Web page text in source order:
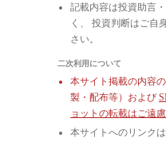
記載内容は投資助言
く、 投資判断はご自
さい。
二次利用について
本サイト掲載の内容
製・配布等）および
ョットの転載はご遠
本サイトへのリンク